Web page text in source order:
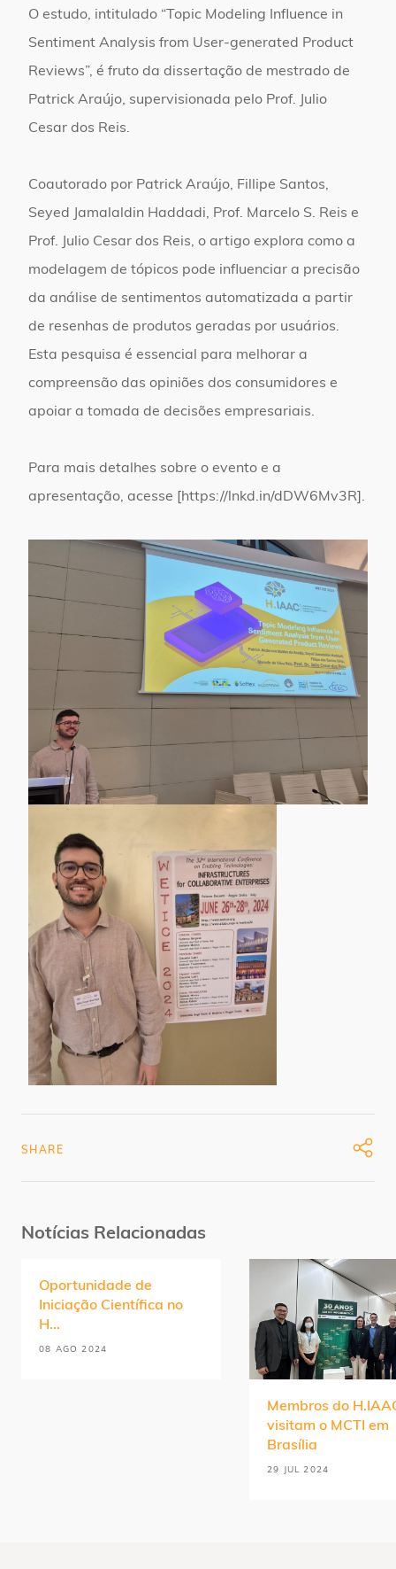
O estudo, intitulado “Topic Modeling Influence in
Sentiment Analysis from User-generated Product
Reviews”, é fruto da dissertação de mestrado de
Patrick Araújo, supervisionada pelo Prof. Julio
Cesar dos Reis.
Coautorado por Patrick Araújo, Fillipe Santos,
Seyed Jamalaldin Haddadi, Prof. Marcelo S. Reis e
Prof. Julio Cesar dos Reis, o artigo explora como a
modelagem de tópicos pode influenciar a precisão
da análise de sentimentos automatizada a partir
de resenhas de produtos geradas por usuários.
Esta pesquisa é essencial para melhorar a
compreensão das opiniões dos consumidores e
apoiar a tomada de decisões empresariais.
Para mais detalhes sobre o evento e a
apresentação, acesse [https://lnkd.in/dDW6Mv3R].
SHARE
Notícias Relacionadas
Oportunidade de
Iniciação Científica no
H...
08 AGO 2024
Membros do
visitam o MCTI em
Brasília
29 JUL 2024